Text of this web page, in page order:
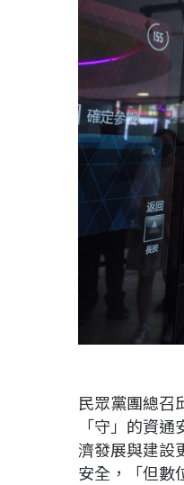
民眾黨團總召
「守」的資
濟發展與建設
安全，「但數